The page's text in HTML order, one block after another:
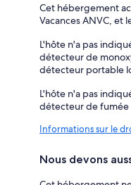
Cet hébergement
Vacances ANVC, et
L'hôte n'a pas
détecteur de
détecteur portable
L'hôte n'a pas
détecteur de fumée
Informations sur le
Nous devons